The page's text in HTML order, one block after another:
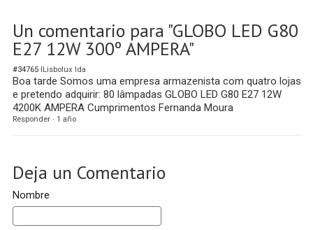
Un comentario para "GLOBO LED G80
E27 12W 300º AMPERA"
#34765lLisbolux lda
Boa tarde Somos uma empresa armazenista com quatro lojas
e pretendo adquirir: 80 lâmpadas GLOBO LED G80 E27 12W
4200K AMPERA Cumprimentos Fernanda Moura
Responder· 1 año
Deja un Comentario
Nombre